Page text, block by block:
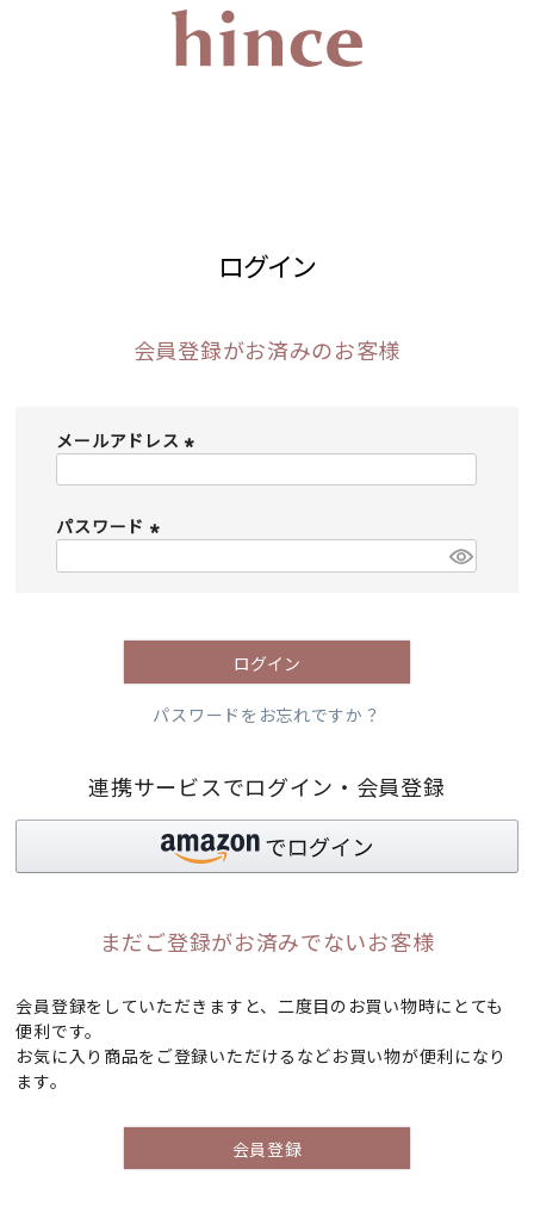
ログイン
会員登録がお済みのお客様
メールアドレス
パスワード
ログイン
パスワードをお忘れですか？
連携サービスでログイン・会員登録
まだご登録がお済みでないお客様
会員登録をしていただきますと、二度目のお買い物時にとても
便利です。
お気に入り商品をご登録いただけるなどお買い物が便利になり
ます。
会員登録